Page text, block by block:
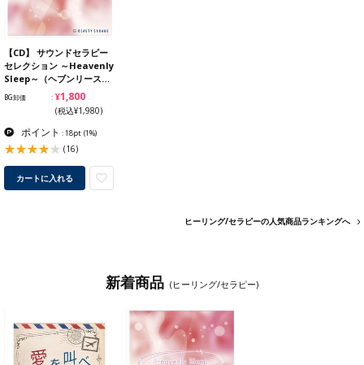
【CD】 サウンドセラピー
セレクション ～Heavenly
Sleep～（ヘブンリース…
BG卸価 ¥1,800
(税込¥1,980)
ポイント : 18pt (1%)
(16)
カートに入れる
ヒーリング/セラピーの人気商品ランキングへ
新着商品 (ヒーリング/セラピー)